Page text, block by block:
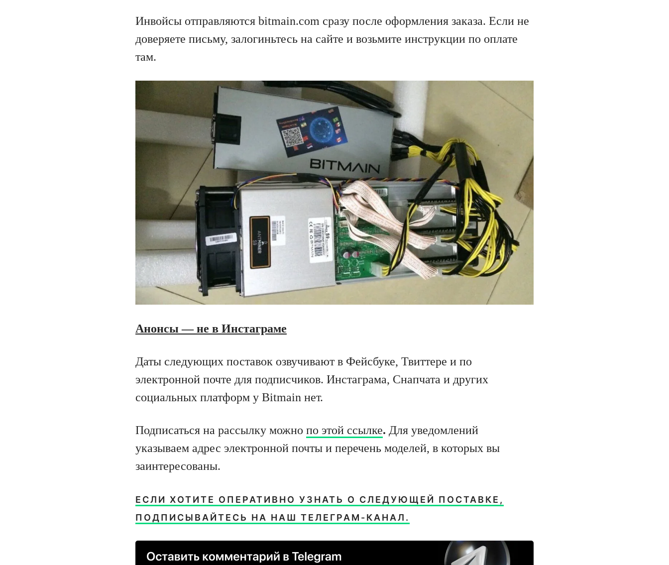
Инвойсы отправляются bitmain.com сразу после оформления заказа. Если не
доверяете письму, залогиньтесь на сайте и возьмите инструкции по оплате
там.
Анонсы — не в Инстаграме
Даты следующих поставок озвучивают в Фейсбуке, Твиттере и по
электронной почте для подписчиков. Инстаграма, Снапчата и других
социальных платформ у Bitmain нет.
Подписаться на рассылку можно по этой ссылке. Для уведомлений
указываем адрес электронной почты и перечень моделей, в которых вы
заинтересованы.
ЕСЛИ ХОТИТЕ ОПЕРАТИВНО УЗНАТЬ О СЛЕДУЮЩЕЙ ПОСТАВКЕ,
ПОДПИСЫВАЙТЕСЬ НА НАШ ТЕЛЕГРАМ-КАНАЛ.